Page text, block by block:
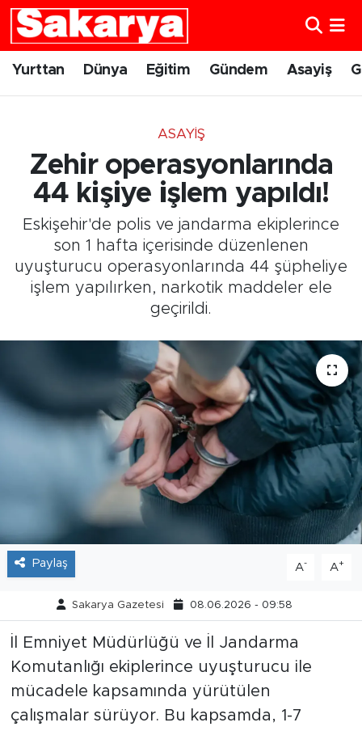
Yurttan Dünya Eğitim Gündem Asayiş
ASAYIŞ
Zehir operasyonlarında
44 kişiye işlem yapıldı!
Eskişehir'de polis ve jandarma ekiplerince
son 1 hafta içerisinde düzenlenen
uyuşturucu operasyonlarında 44 şüpheliye
işlem yapılırken, narkotik maddeler ele
geçirildi.
Paylaş A- A+
Sakarya Gazetesi 08.06.2026 - 09:58
İl Emniyet Müdürlüğü ve İl Jandarma
Komutanlığı ekiplerince uyuşturucu ile
mücadele kapsamında yürütülen
çalışmalar sürüyor. Bu kapsamda, 1-7
Yurttan
Gündem
Eskişehirspor
Spor
Resmi İlanlar
Foto Şaka
Teknoloji
Politika
Eskişehir Nöbetçi Eczaneler
Eskişehir Namaz Vakitleri
Eskişehir Trafik Yoğunluk Haritası
Süper Lig Puan Durumu ve Fikstür
Tüm Manşetler
Son Dakika Haberleri